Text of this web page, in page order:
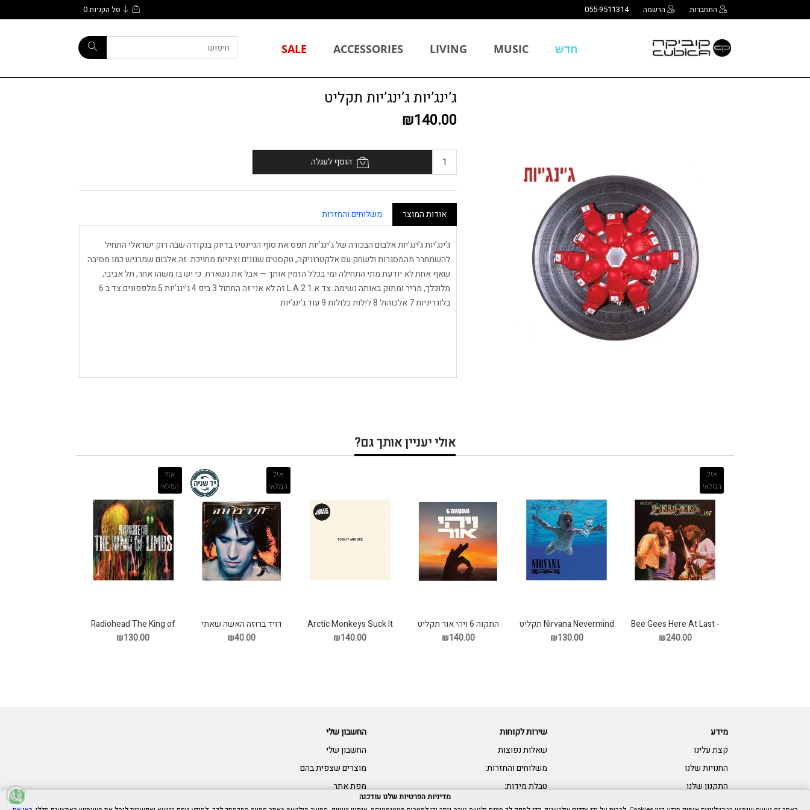
התחברות הרשמה 055-9511314 סל הקניות0
חדש MUSIC
LIVING
ACCESSORIES
SALE
ג’ינג’יות ג’ינג’יות תקליט
₪140.00
הוסף לעגלה
אודות המוצר משלוחים והחזרות
ג’ינג’יות ג’ינג’יות אלבום הבכורה של ג’ינג’יות תפס את סוף הניינטיז בדיוק בנקודה שבה רוק ישראלי התחיל
להשתחרר מהמסגרות ולשחק עם אלקטרוניקה, טקסטים שנונים וציניות מחויכת. זה אלבום שמרגיש כמו מסיבה
שאף אחת לא יודעת מתי התחילה ומי בכלל הזמין אותך — אבל את נשארת. כי יש בו משהו אחר, תל אביבי,
מלוכלך, מריר ומתוק באותה נשימה. צד א 1 L.A 2 זה לא אני זה החתול 3 ביפ 4 ג’ינג’יות 5 מלפפונים צד ב 6
בלונדיניות 7 אלכוהול 8 לילות כלולות 9 עוד ג’ינג’יות
אולי יעניין אותך גם?
אזל
המלאי
Bee Gees Here At Last -
Live תקליט
₪240.00
Nirvana Nevermind תקליט
₪130.00
התקוה 6 ויהי אור תקליט
₪140.00
Arctic Monkeys Suck It
And See תקליט
₪140.00
אזל
המלאי
דויד ברוזה האשה שאתי
תקליט
₪40.00
אזל
המלאי
Radiohead The King of
Limbs תקליט
₪130.00
מידע
קצת עלינו
החנויות שלנו
התקנון שלנו
צרו קשר:
שירות לקוחות
שאלות נפוצות
משלוחים והחזרות:
טבלת מידות:
נגישות:
החשבון שלי
החשבון שלי
מוצרים שצפית בהם
מפת אתר
מדיניות הפרטיות שלנו עודכנה